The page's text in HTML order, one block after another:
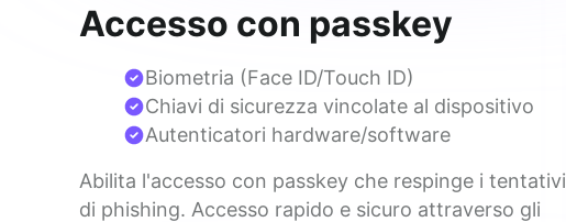
Accesso con passkey
Abilita l'accesso con passkey che respinge i tentativi
di phishing. Accesso rapido e sicuro attraverso gli
Biometria (Face ID/Touch ID)
Chiavi di sicurezza vincolate al dispositivo
Autenticatori hardware/software